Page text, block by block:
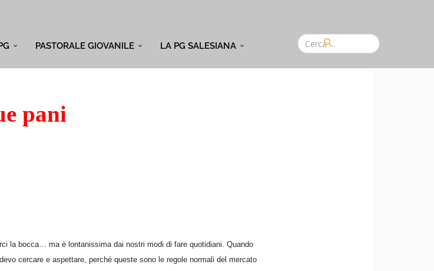
PASTORALE GIOVANILE LA PG SALESIANA
pani
la bocca… ma è lontanissima dai nostri modi di fare quotidiani. Quando
cercare e aspettare, perché queste sono le regole normali del mercato